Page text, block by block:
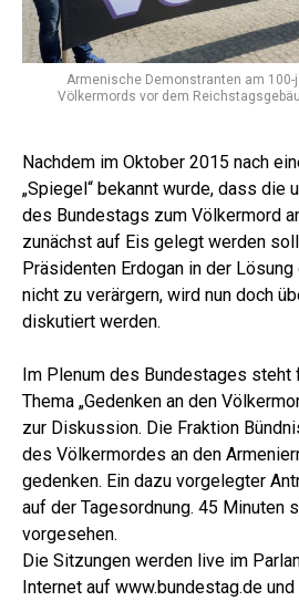
Armenische Demonstranten am 100-
Völkermords vor dem
Nachdem im Oktober 2015 nach
„Spiegel“ bekannt wurde, dass die
des Bundestags zum Völkermord
zunächst auf Eis gelegt werden
Präsidenten Erdogan in der
nicht zu verärgern, wird nun doch
diskutiert werden.
Im Plenum des Bundestages steht
Thema „Gedenken an den
zur Diskussion. Die Fraktion
des Völkermordes an den
gedenken. Ein dazu vorgelegter
auf der Tagesordnung. 45 Minuten
vorgesehen.
Die Sitzungen werden live im
Internet auf www.bundestag.de